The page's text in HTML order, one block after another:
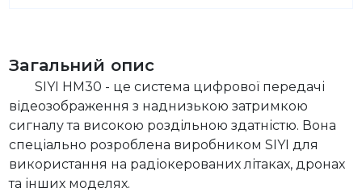
Загальний опис
SIYI HM30 - це система цифрової передачі
відеозображення з наднизькою затримкою
сигналу та високою роздільною здатністю. Вона
спеціально розроблена виробником SIYI для
використання на радіокерованих літаках, дронах
та інших моделях.